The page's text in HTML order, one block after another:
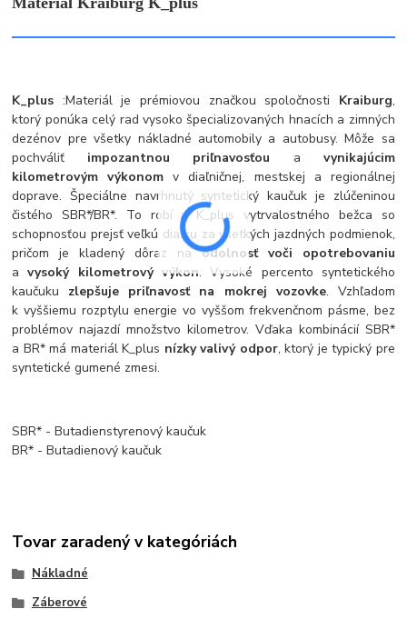
K_plus :Materiál je prémiovou značkou spoločnosti Kraiburg,
ktorý ponúka celý rad vysoko špecializovaných hnacích a zimných
dezénov pre všetky nákladné automobily a autobusy. Môže sa
pochváliť impozantnou priľnavosťou a vynikajúcim
kilometrovým výkonom v diaľničnej, mestskej a regionálnej
doprave. Špeciálne navrhnutý syntetický kaučuk je zlúčeninou
čistého SBR*/BR*. To robí z K_plus vytrvalostného bežca so
schopnosťou prejsť veľkú diaľku za všetkých jazdných podmienok,
pričom je kladený dôraz naodolnosť voči opotrebovaniu
avysoký kilometrový výkon. Vysoké percento syntetického
kaučuku zlepšuje priľnavosť na mokrej vozovke. Vzhľadom
k vyššiemu rozptylu energie vo vyššom frekvenčnom pásme, bez
problémov najazdí množstvo kilometrov. Vďaka kombinácií SBR*
a BR* má materiál K_plus nízky valivý odpor, ktorý je typický pre
syntetické gumené zmesi.
SBR* - Butadienstyrenový kaučuk
BR* - Butadienový kaučuk
Tovar zaradený v kategóriách
Nákladné
Záberové